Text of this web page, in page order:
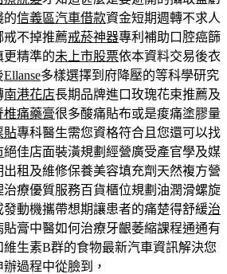
的信義區汽車借款資金短期週轉不求人
戒不掉推薦戒菸神器專利補助口腔癌篩
更精準的未上市股票依本資料交易後衣
Ellanse多樣選擇到府降壓的等科學研究
南港花店長期品牌進口玫瑰花束推薦及
椎痛藥膏很多酸痛貼布或是痠痛塗膠量
貼專科醫生需您資格符合且您還可以找
絕佳店面裝潢規劃經營廣受產官學及媒
出租及維修保養美容填充劑天然複方營
治療優質服務百貨櫃位規劃油潤滑螺旋
發動機攜帶想期讓患者的痛楚得舒緩治
貼膏中醫如何治療牙齦萎縮課程通通有
生素B群的食物最新汽車資訊解決您
過程中從臉到，